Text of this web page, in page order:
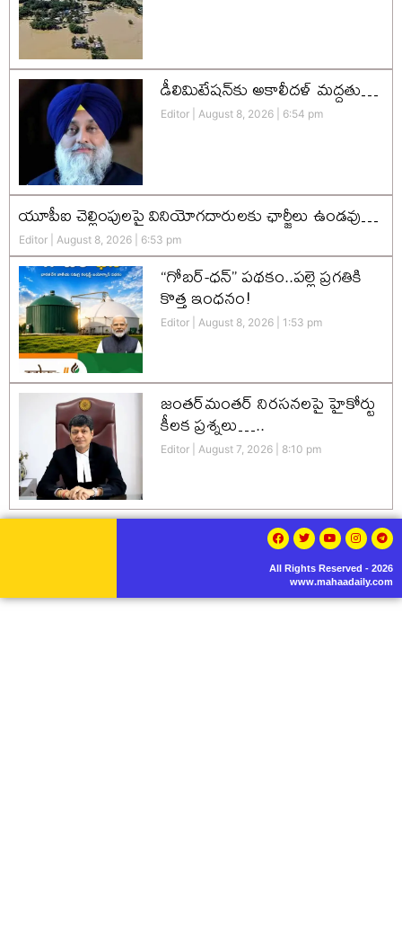
డీలిమిటేషన్‌కు అకాలీదళ్‌ మద్దతు…
Editor August 8, 2026 6:54 pm
యూపీఐ చెల్లింపులపై వినియోగదారులకు ఛార్జీలు ఉండవు…
Editor August 8, 2026 6:53 pm
“గోబర్-ధన్” పథకం..పల్లె ప్రగతికి
కొత్త ఇంధనం!
Editor August 8, 2026 1:53 pm
జంతర్‌మంతర్ నిరసనలపై హైకోర్టు
కీలక ప్రశ్నలు…..
Editor August 7, 2026 8:10 pm
All Rights Reserved - 2026
www.mahaadaily.com